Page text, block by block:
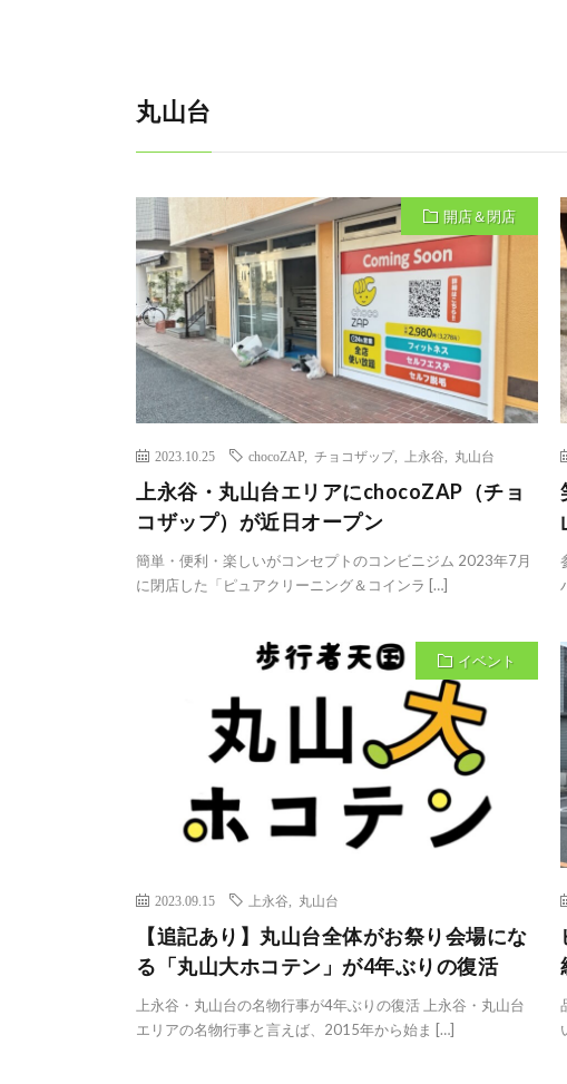
丸山台
開店＆閉店
2023.10.25 chocoZAP チョコザップ, 上永谷 丸山台
上永谷・丸山台エリアにchocoZAP（チョ
コザップ）が近日オープン
簡単・便利・楽しいがコンセプトのコンビニジム 2023年7月
に閉店した「ピュアクリーニング＆コインラ […]
イベント
2023.09.15 上永谷 丸山台
【追記あり】丸山台全体がお祭り会場にな
る「丸山大ホコテン」が4年ぶりの復活
上永谷・丸山台の名物行事が4年ぶりの復活 上永谷・丸山台
エリアの名物行事と言えば、2015年から始ま […]